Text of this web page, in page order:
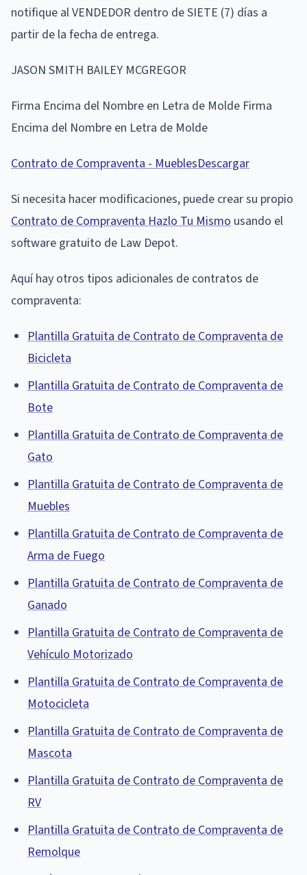
notifique al VENDEDOR dentro de SIETE (7) días a
partir de la fecha de entrega.
JASON SMITH BAILEY MCGREGOR
Firma Encima del Nombre en Letra de Molde Firma
Encima del Nombre en Letra de Molde
Contrato de Compraventa - MueblesDescargar
Si necesita hacer modificaciones, puede crear su propio
Contrato de Compraventa Hazlo Tu Mismo usando el
software gratuito de Law Depot.
Aquí hay otros tipos adicionales de contratos de
compraventa:
Plantilla Gratuita de Contrato de Compraventa de
Bicicleta
Plantilla Gratuita de Contrato de Compraventa de
Bote
Plantilla Gratuita de Contrato de Compraventa de
Gato
Plantilla Gratuita de Contrato de Compraventa de
Muebles
Plantilla Gratuita de Contrato de Compraventa de
Arma de Fuego
Plantilla Gratuita de Contrato de Compraventa de
Ganado
Plantilla Gratuita de Contrato de Compraventa de
Vehículo Motorizado
Plantilla Gratuita de Contrato de Compraventa de
Motocicleta
Plantilla Gratuita de Contrato de Compraventa de
Mascota
Plantilla Gratuita de Contrato de Compraventa de
RV
Plantilla Gratuita de Contrato de Compraventa de
Remolque